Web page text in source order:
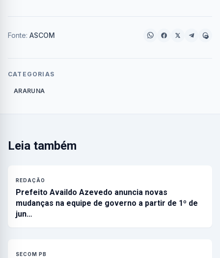
Fonte: ASCOM
CATEGORIAS
ARARUNA
Leia também
REDAÇÃO
Prefeito Availdo Azevedo anuncia novas
mudanças na equipe de governo a partir de 1º de
jun…
SECOM PB